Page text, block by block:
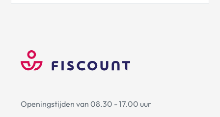
Openingstijden van 08.30 - 17.00 uur